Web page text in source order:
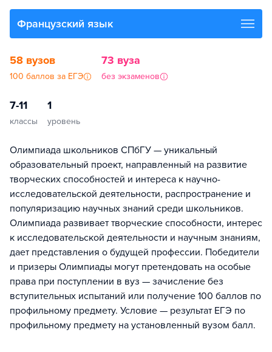
Французский язык
58 вузов
100 баллов за ЕГЭ
73 вуза
без экзаменов
7-11
классы
1
уровень
Олимпиада школьников СПбГУ — уникальный
образовательный проект, направленный на развитие
творческих способностей и интереса к научно-
исследовательской деятельности, распространение и
популяризацию научных знаний среди школьников.
Олимпиада развивает творческие способности, интерес
к исследовательской деятельности и научным знаниям,
дает представления о будущей профессии. Победители
и призеры Олимпиады могут претендовать на особые
права при поступлении в вуз — зачисление без
вступительных испытаний или получение 100 баллов по
профильному предмету. Условие — результат ЕГЭ по
профильному предмету на установленный вузом балл.